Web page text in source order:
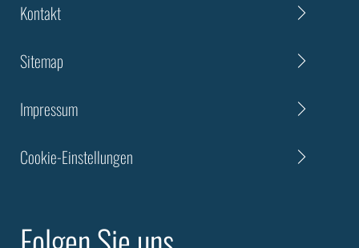
Kontakt
Sitemap
Impressum
Cookie-Einstellungen